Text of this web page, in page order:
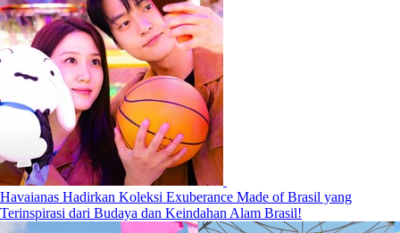
Havaianas Hadirkan Koleksi Exuberance Made of Brasil yang
Terinspirasi dari Budaya dan Keindahan Alam Brasil!